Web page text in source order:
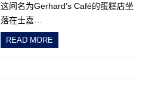
这间名为Gerhard’s Café的蛋糕店坐
落在士嘉…
READ MORE